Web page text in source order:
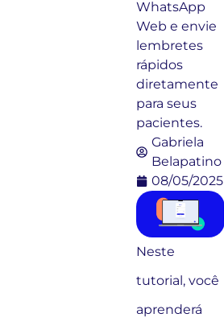
WhatsApp
Web e envie
lembretes
rápidos
diretamente
para seus
pacientes.
Gabriela
Belapatino
08/05/2025
Neste
tutorial, você
aprenderá